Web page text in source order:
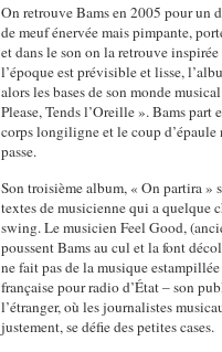
On retrouve Bams en 2005 pour un
de meuf énervée mais pimpante,
et dans le son on la retrouve
l’époque est prévisible et lisse,
alors les bases de son monde
Please, Tends l’Oreille ». Bams part
corps longiligne et le coup
passe.
Son troisième album, « On partira »
textes de musicienne qui a quelque
swing. Le musicien Feel Good,
poussent Bams au cul et la font
ne fait pas de la musique
française pour radio d’État – son
l’étranger, où les journalistes
justement, se défie des petites cases.